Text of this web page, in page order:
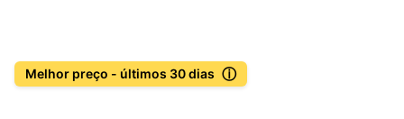
Melhor preço - últimos 30 dias ⓘ